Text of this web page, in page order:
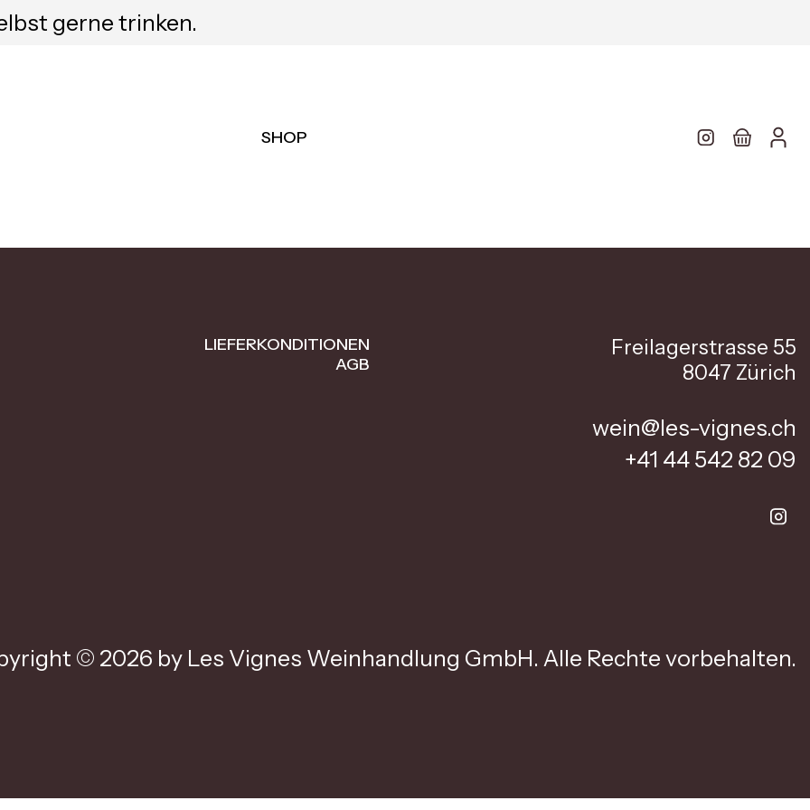
gerne trinken.
SHOP
LIEFERKONDITIONEN
AGB
Freilagerstrasse 55
8047 Zürich
wein@les-vignes.ch
+41 44 542 82 09
© 2026 by Les Vignes Weinhandlung GmbH. Alle Rechte vorbehalten.